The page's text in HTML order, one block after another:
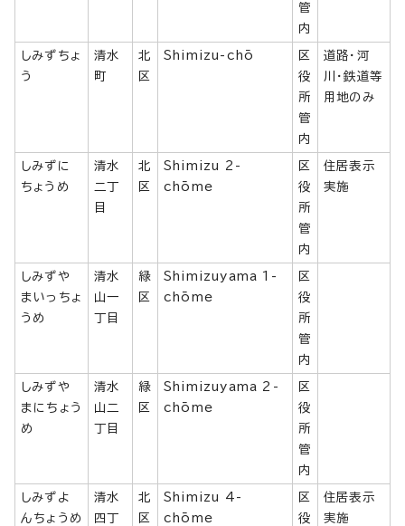
管
内
しみずちょ
う
清水
町
北
区
Shimizu-chō
区
役
所
管
内
道路・河
川・鉄道等
用地のみ
しみずに
ちょうめ
清水
二丁
目
北
区
Shimizu 2-
chōme
区
役
所
管
内
住居表示
実施
しみずや
まいっちょ
うめ
清水
山一
丁目
緑
区
Shimizuyama 1-
chōme
区
役
所
管
内
しみずや
まにちょう
め
清水
山二
丁目
緑
区
Shimizuyama 2-
chōme
区
役
所
管
内
しみずよ
んちょうめ
清水
四丁
北
区
Shimizu 4-
chōme
区
役
住居表示
実施